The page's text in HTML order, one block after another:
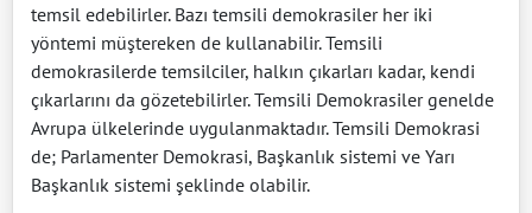
temsil edebilirler. Bazı temsili demokrasiler her iki
yöntemi müştereken de kullanabilir. Temsili
demokrasilerde temsilciler, halkın çıkarları kadar, kendi
çıkarlarını da gözetebilirler. Temsili Demokrasiler genelde
Avrupa ülkelerinde uygulanmaktadır. Temsili Demokrasi
de; Parlamenter Demokrasi, Başkanlık sistemi ve Yarı
Başkanlık sistemi şeklinde olabilir.